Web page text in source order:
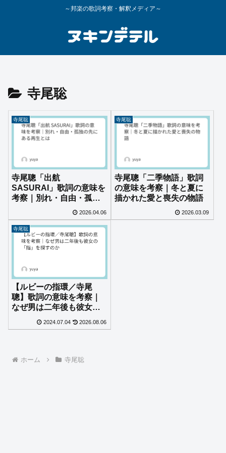
～邦楽の歌詞考察・解釈メディア～
寺尾聡
寺尾聡
寺尾聰「出航
SASURAI」歌詞の意味を
考察｜別れ・自由・孤独
の先にある再生とは
2026.04.06
寺尾聡
寺尾聰「二季物語」歌詞
の意味を考察｜冬と夏に
描かれた愛と喪失の物語
2026.03.09
寺尾聡
【ルビーの指環／寺尾
聰】歌詞の意味を考察｜
なぜ男は二年後も彼女の
2024.07.04 2026.08.06
ホーム 寺尾聡